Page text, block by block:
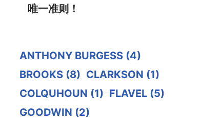
唯一准则！
ANTHONY BURGESS (4)
BROOKS (8) CLARKSON (1)
COLQUHOUN (1) FLAVEL (5)
GOODWIN (2)